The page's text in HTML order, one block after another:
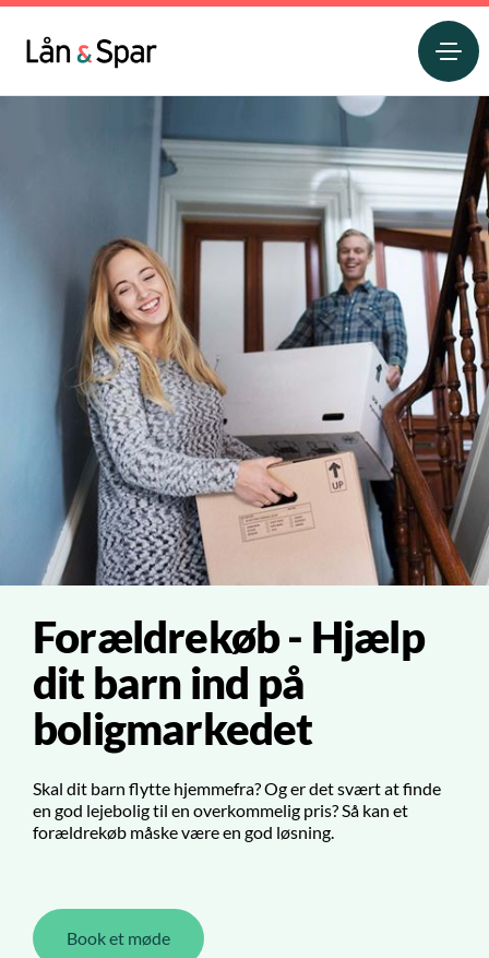
Forældrekøb - Hjælp
dit barn ind på
boligmarkedet
Skal dit barn flytte hjemmefra? Og er det svært at finde
en god lejebolig til en overkommelig pris? Så kan et
forældrekøb måske være en god løsning.
Book et møde